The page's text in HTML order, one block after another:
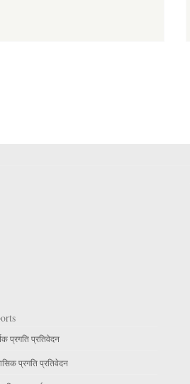
प्रगति प्रतिवेदन
प्रगति प्रतिवेदन